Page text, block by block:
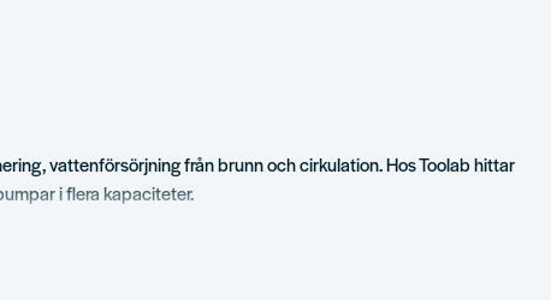
vattenförsörjning från brunn och cirkulation. Hos Toolab hittar
i flera kapaciteter.